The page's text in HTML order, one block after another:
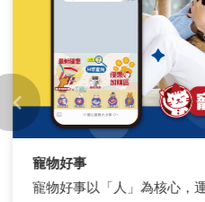
女人迷
女人迷釋放LINE行銷自